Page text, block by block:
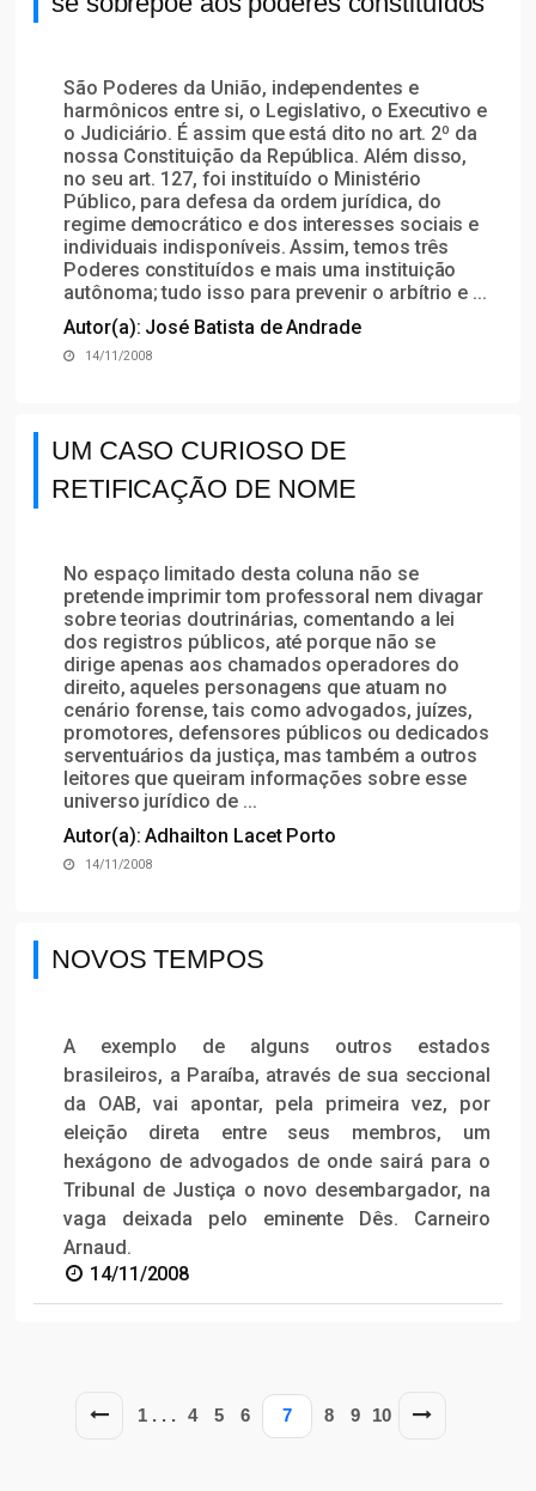
São Poderes da União, independentes e
harmônicos entre si, o Legislativo, o Executivo e
o Judiciário. É assim que está dito no art. 2º da
nossa Constituição da República. Além disso,
no seu art. 127, foi instituído o Ministério
Público, para defesa da ordem jurídica, do
regime democrático e dos interesses sociais e
individuais indisponíveis. Assim, temos três
Poderes constituídos e mais uma instituição
autônoma; tudo isso para prevenir o arbítrio e ...
Autor(a): José Batista de Andrade
14/11/2008
UM CASO CURIOSO DE
RETIFICAÇÃO DE NOME
No espaço limitado desta coluna não se
pretende imprimir tom professoral nem divagar
sobre teorias doutrinárias, comentando a lei
dos registros públicos, até porque não se
dirige apenas aos chamados operadores do
direito, aqueles personagens que atuam no
cenário forense, tais como advogados, juízes,
promotores, defensores públicos ou dedicados
serventuários da justiça, mas também a outros
leitores que queiram informações sobre esse
universo jurídico de ...
Autor(a): Adhailton Lacet Porto
14/11/2008
NOVOS TEMPOS
A exemplo de alguns outros estados
brasileiros, a Paraíba, através de sua seccional
da OAB, vai apontar, pela primeira vez, por
eleição direta entre seus membros, um
hexágono de advogados de onde sairá para o
Tribunal de Justiça o novo desembargador, na
vaga deixada pelo eminente Dês. Carneiro
Arnaud.
14/11/2008
1 . . . 4 5 6 7 8 9 10